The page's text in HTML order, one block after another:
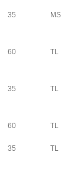
35 MS
60 TL
35 TL
60 TL
35 TL